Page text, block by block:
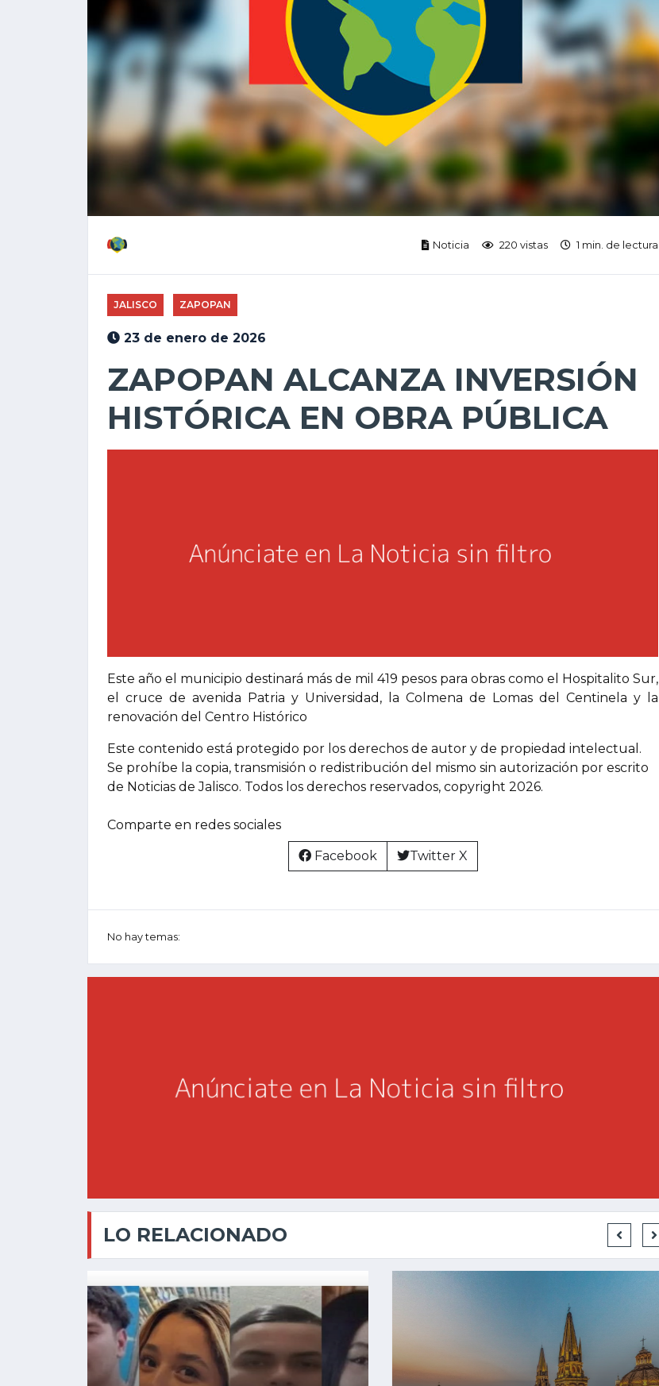
Noticia 220 vistas 1 min. de lectura
JALISCO ZAPOPAN
23 de enero de 2026
ZAPOPAN ALCANZA INVERSIÓN
HISTÓRICA EN OBRA PÚBLICA
Este año el municipio destinará más de mil 419 pesos para obras como el Hospitalito Sur,
el cruce de avenida Patria y Universidad, la Colmena de Lomas del Centinela y la
renovación del Centro Histórico
Este contenido está protegido por los derechos de autor y de propiedad intelectual.
Se prohíbe la copia, transmisión o redistribución del mismo sin autorización por escrito
de Noticias de Jalisco. Todos los derechos reservados, copyright 2026.
Comparte en redes sociales
Facebook Twitter X
No hay temas:
LO RELACIONADO